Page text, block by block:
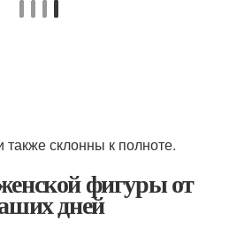
склонны к полноте.
фигуры от
дней